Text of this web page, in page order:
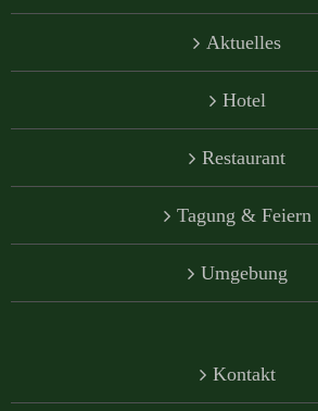
Aktuelles
Hotel
Restaurant
Tagung & Feiern
Umgebung
Kontakt